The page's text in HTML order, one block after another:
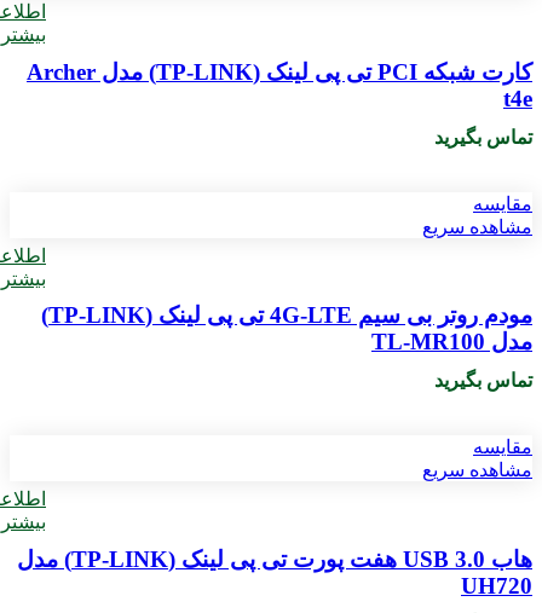
بیشتر
کارت شبکه PCI تی پی لینک (TP-LINK) مدل Archer
t4e
تماس بگیرید
مقایسه
مشاهده سریع
بیشتر
مودم روتر بی سیم 4G-LTE تی پی لینک (TP-LINK)
مدل TL-MR100
تماس بگیرید
مقایسه
مشاهده سریع
بیشتر
هاب USB 3.0 هفت پورت تی پی لینک (TP-LINK) مدل
UH720